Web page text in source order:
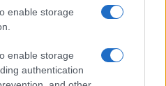
enable storage
enable storage
authentication